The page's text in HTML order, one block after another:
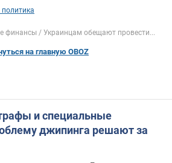
финансы Украинцам обещают провести...
на главную OBOZ
и специальные
джипинга решают за